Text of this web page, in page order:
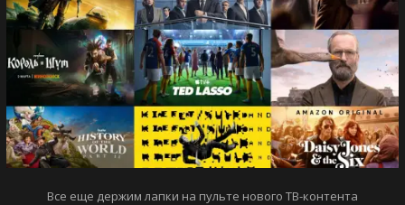
Все еще держим лапки на пульте нового ТВ-контента